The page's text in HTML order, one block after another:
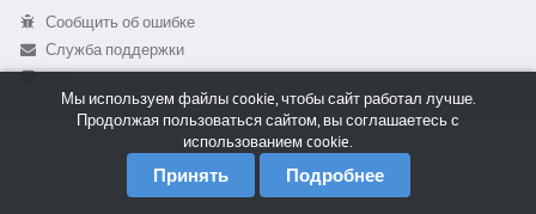
Сообщить об ошибке
Служба поддержки
RSS
Мы используем файлы cookie, чтобы сайт работал лучше.
Продолжая пользоваться сайтом, вы соглашаетесь с
использованием cookie.
Принять Подробнее